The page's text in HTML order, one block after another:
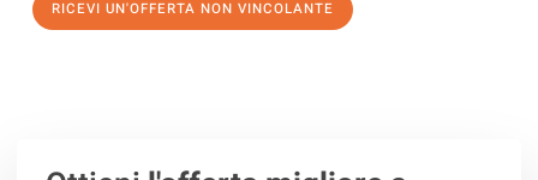
RICEVI UN'OFFERTA NON VINCOLANTE